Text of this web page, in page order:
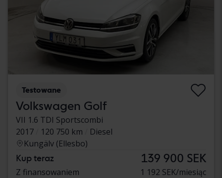
Testowane
Volkswagen Golf
VII 1.6 TDI Sportscombi
2017
120 750 km
Diesel
Kungälv (Ellesbo)
Kup teraz 139 900 SEK
Z finansowaniem 1 192 SEK/miesiąc